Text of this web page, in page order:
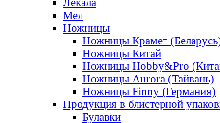
Лекала
Мел
Ножницы
Ножницы Крамет
Ножницы Китай
Ножницы Hobby&Pro
Ножницы Aurora (Тайвань)
Ножницы Finny (Германия)
Продукция в блистерной
Булавки